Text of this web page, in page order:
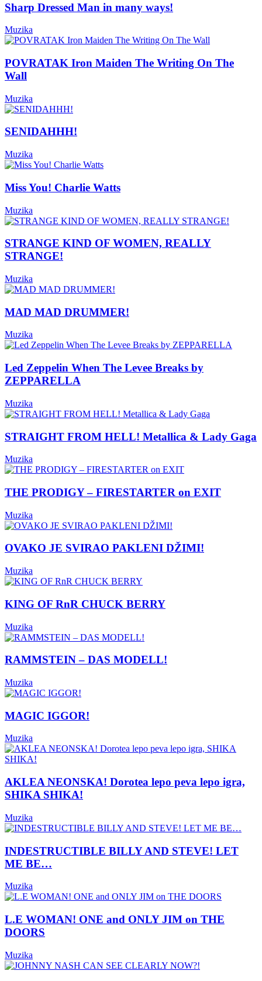
Sharp Dressed Man in many ways!
Muzika
POVRATAK Iron Maiden The Writing On The
Wall
Muzika
SENIDAHHH!
Muzika
Miss You! Charlie Watts
Muzika
STRANGE KIND OF WOMEN, REALLY
STRANGE!
Muzika
MAD MAD DRUMMER!
Muzika
Led Zeppelin When The Levee Breaks by
ZEPPARELLA
Muzika
STRAIGHT FROM HELL! Metallica & Lady Gaga
Muzika
THE PRODIGY – FIRESTARTER on EXIT
Muzika
OVAKO JE SVIRAO PAKLENI DŽIMI!
Muzika
KING OF RnR CHUCK BERRY
Muzika
RAMMSTEIN – DAS MODELL!
Muzika
MAGIC IGGOR!
Muzika
AKLEA NEONSKA! Dorotea lepo peva lepo igra,
SHIKA SHIKA!
Muzika
INDESTRUCTIBLE BILLY AND STEVE! LET
ME BE…
Muzika
L.E WOMAN! ONE and ONLY JIM on THE
DOORS
Muzika